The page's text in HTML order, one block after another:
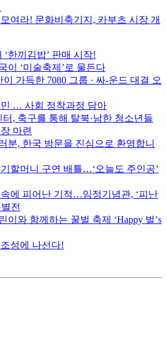
여라! 문화비축기지, 카부츠 시장 개
한끼김밥’ 판매 시작!
이 ‘미술축제’로 물든다
가득한 7080 그룹 · 싸-운드 대결 오
… 사회 정착과정 담아
, 축구를 통해 탈북·남한 청소년들
마련
분, 한국 방문을 진심으로 환영합니
할머니 구연 배틀…‘오늘도 주인공’
에 피어난 기적…임정기념관, ‘피난
전
이와 함께하는 꿀벌 축제 ‘Happy 벌’s
성에 나선다!